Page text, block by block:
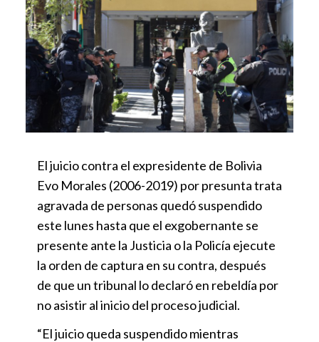
El juicio contra el expresidente de Bolivia
Evo Morales (2006-2019) por presunta trata
agravada de personas quedó suspendido
este lunes hasta que el exgobernante se
presente ante la Justicia o la Policía ejecute
la orden de captura en su contra, después
de que un tribunal lo declaró en rebeldía por
no asistir al inicio del proceso judicial.
“El juicio queda suspendido mientras